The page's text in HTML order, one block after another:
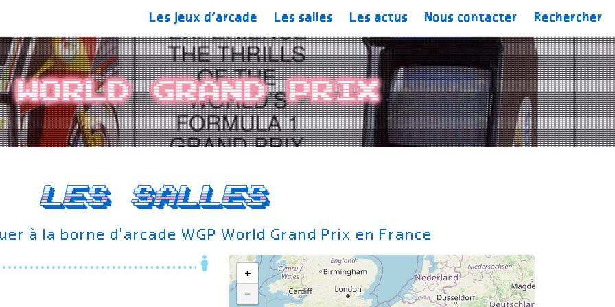
Les jeux d’arcade Les salles Les actus Nous contacter Rechercher
World Grand Prix
Les salles
à la borne d'arcade WGP World Grand Prix en France
+
−